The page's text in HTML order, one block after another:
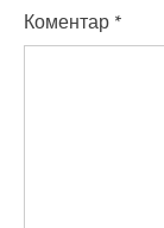
Коментар *